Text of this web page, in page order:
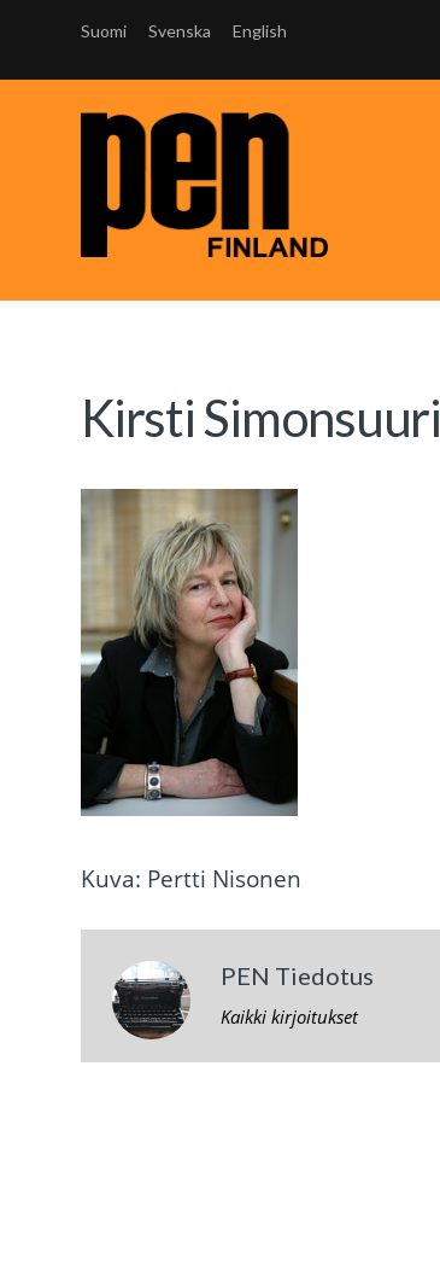
Suomi Svenska English
Kirsti Simonsuuri
Kuva: Pertti Nisonen
PEN Tiedotus
Kaikki kirjoitukset